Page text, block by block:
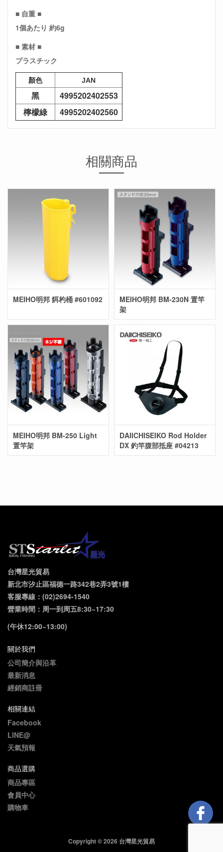
■ 自重 ■
1個あたり 約6g
■ 素材 ■
プラスチック
顏色
JAN
黑
4995202402553
檸檬綠
4995202402560
相關商品
MEIHO明邦 餌杓桶 #601092
MEIHO明邦 BM-230N 置竿
架
MEIHO明邦 BM-250 Light
置竿架
DAIICHISEIKO Rod Holder
DX 釣竿腹部抵座 #04213
台灣星光貿易
新北市汐止區福德一路342巷2弄3號1樓
客服專線：(02)2694-1540
營業時間：周一到周五8:30~17:30
(午休12:00~13:00)
關於我們
公司簡介與沿革
最新消息
經銷商註冊
相關連結
Facebook
LINE@
天氣預報
商品選購
商品專區
會員中心
購物車
Copyright © 2026 台灣星光貿易